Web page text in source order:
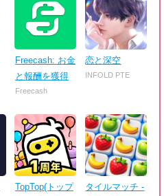
Freecash: お金
と報酬を獲得
Freecash
恋と深空
INFOLD PTE
TopTop(トップ
タイルマッチ -